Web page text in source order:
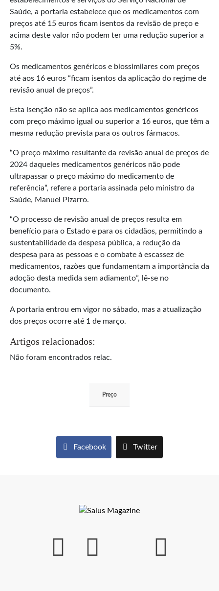
Saúde, a portaria estabelece que os medicamentos com
preços até 15 euros ficam isentos da revisão de preço e
acima deste valor não podem ter uma redução superior a
5%.
Os medicamentos genéricos e biossimilares com preços
até aos 16 euros “ficam isentos da aplicação do regime de
revisão anual de preços”.
Esta isenção não se aplica aos medicamentos genéricos
com preço máximo igual ou superior a 16 euros, que têm a
mesma redução prevista para os outros fármacos.
“O preço máximo resultante da revisão anual de preços de
2024 daqueles medicamentos genéricos não pode
ultrapassar o preço máximo do medicamento de
referência”, refere a portaria assinada pelo ministro da
Saúde, Manuel Pizarro.
“O processo de revisão anual de preços resulta em
benefício para o Estado e para os cidadãos, permitindo a
sustentabilidade da despesa pública, a redução da
despesa para as pessoas e o combate à escassez de
medicamentos, razões que fundamentam a importância da
adoção desta medida sem adiamento”, lê-se no
documento.
A portaria entrou em vigor no sábado, mas a atualização
dos preços ocorre até 1 de março.
Artigos relacionados:
Não foram encontrados relac.
Preço
Facebook Twitter